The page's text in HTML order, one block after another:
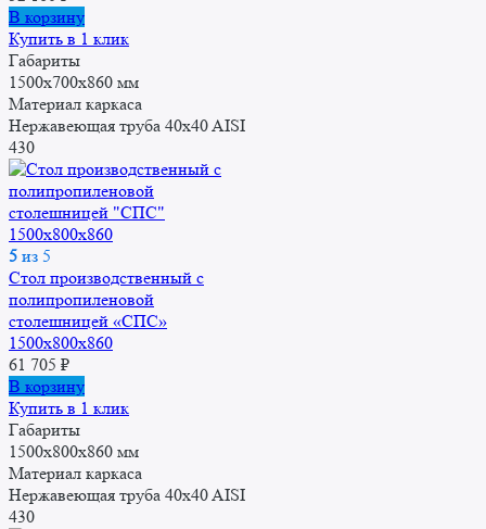
В корзину
Купить в 1 клик
Габариты
1500x700x860 мм
Материал каркаса
Нержавеющая труба 40x40 AISI
430
5 из 5
Стол производственный с
полипропиленовой
столешницей «СПС»
1500x800x860
61 705 ₽
В корзину
Купить в 1 клик
Габариты
1500x800x860 мм
Материал каркаса
Нержавеющая труба 40x40 AISI
430